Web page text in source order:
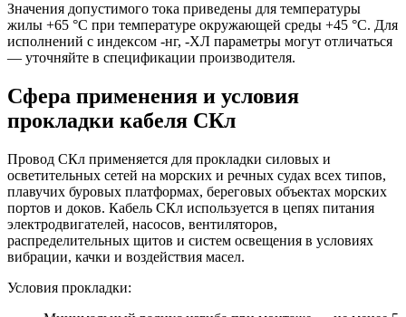
Значения допустимого тока приведены для температуры
жилы +65 °C при температуре окружающей среды +45 °C. Для
исполнений с индексом -нг, -ХЛ параметры могут отличаться
— уточняйте в спецификации производителя.
Сфера применения и условия
прокладки кабеля СКл
Провод СКл применяется для прокладки силовых и
осветительных сетей на морских и речных судах всех типов,
плавучих буровых платформах, береговых объектах морских
портов и доков. Кабель СКл используется в цепях питания
электродвигателей, насосов, вентиляторов,
распределительных щитов и систем освещения в условиях
вибрации, качки и воздействия масел.
Условия прокладки: